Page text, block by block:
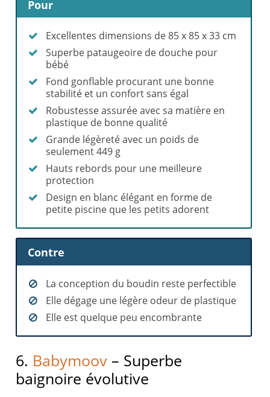
Pour
Excellentes dimensions de 85 x 85 x 33 cm
Superbe pataugeoire de douche pour
bébé
Fond gonflable procurant une bonne
stabilité et un confort sans égal
Robustesse assurée avec sa matière en
plastique de bonne qualité
Grande légèreté avec un poids de
seulement 449 g
Hauts rebords pour une meilleure
protection
Design en blanc élégant en forme de
petite piscine que les petits adorent
Contre
La conception du boudin reste perfectible
Elle dégage une légère odeur de plastique
Elle est quelque peu encombrante
6. Babymoov – Superbe
baignoire évolutive